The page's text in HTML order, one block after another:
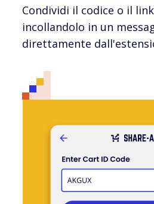
Condividi il codice o il
incollandolo in un
direttamente